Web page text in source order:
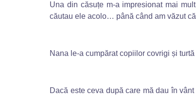
Una din căsuțe m-a impresionat mai
căutau ele acolo… până când am văzut
Nana le-a cumpărat copiilor covrigi și turtă
Dacă este ceva după care mă dau în